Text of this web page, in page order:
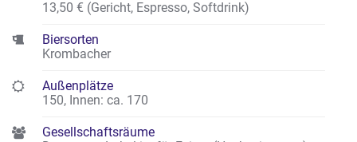
13,50 € (Gericht, Espresso, Softdrink)
Biersorten
Krombacher
Außenplätze
150, Innen: ca. 170
Gesellschaftsräume